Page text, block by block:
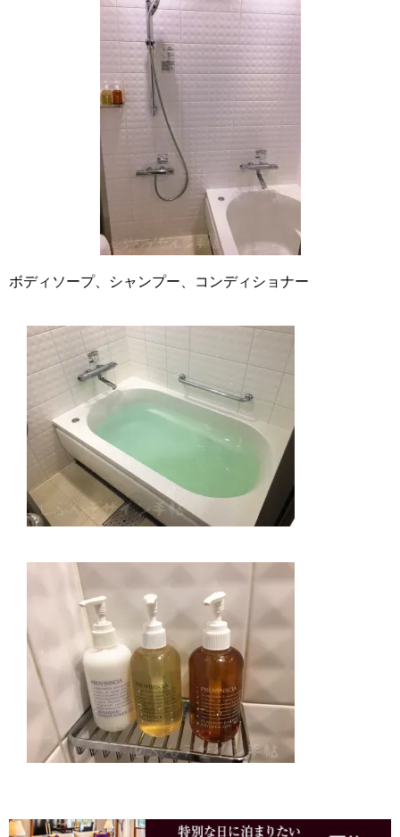
ボディソープ、シャンプー、コンディショナー